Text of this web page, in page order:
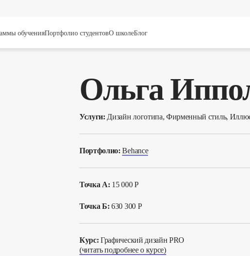
обученияПортфолио студентовО школеБлог
Ольга
Услуги: Дизайн логотипа, Фирменный стиль,
Портфолио:Behance
Точка А: 15 000 Р
Точка Б: 630 300 Р
Курс:Графический дизайн PRO
(читать подробнее о курсе)